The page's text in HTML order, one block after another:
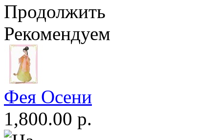
Продолжить
Рекомендуем
Фея Осени
1,800.00 р.